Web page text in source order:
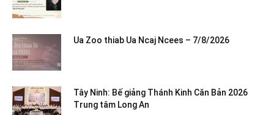
Ua Zoo thiab Ua Ncaj Ncees – 7/8/2026
Tây Ninh: Bế giảng Thánh Kinh Căn Bản 2026
Trung tâm Long An